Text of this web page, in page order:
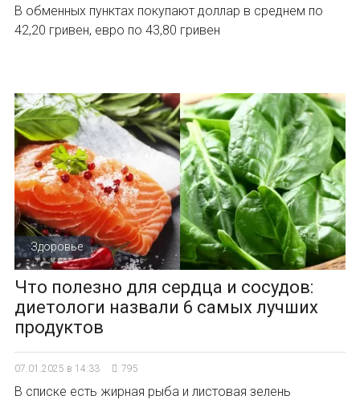
В обменных пунктах покупают доллар в среднем по
42,20 гривен, евро по 43,80 гривен
Здоровье
Что полезно для сердца и сосудов:
диетологи назвали 6 самых лучших
продуктов
07.01.2025 в 14:33 795
В списке есть жирная рыба и листовая зелень